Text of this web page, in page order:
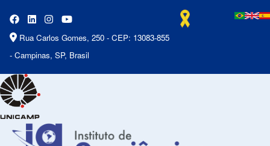
Rua Carlos Gomes, 250 - CEP: 13083-855
- Campinas, SP, Brasil